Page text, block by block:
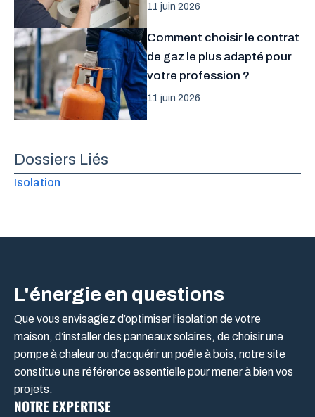
11 juin 2026
Comment choisir le contrat
de gaz le plus adapté pour
votre profession ?
11 juin 2026
Dossiers Liés
Isolation
L'énergie en questions
Que vous envisagiez d’optimiser l’isolation de votre
maison, d’installer des panneaux solaires, de choisir une
pompe à chaleur ou d’acquérir un poêle à bois, notre site
constitue une référence essentielle pour mener à bien vos
projets.
NOTRE EXPERTISE